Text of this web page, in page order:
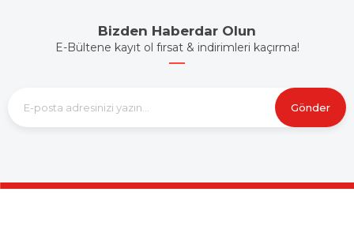
Bizden Haberdar Olun
E-Bültene kayıt ol fırsat & indirimleri kaçırma!
Gönder